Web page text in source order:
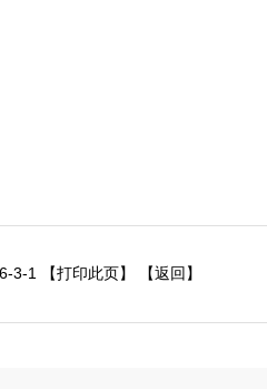
3-1 【打印此页】 【返回】